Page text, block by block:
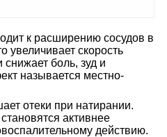
к расширению сосудов в
увеличивает скорость
боль, зуд и
называется местно-
отеки при натирании.
активнее
действию.